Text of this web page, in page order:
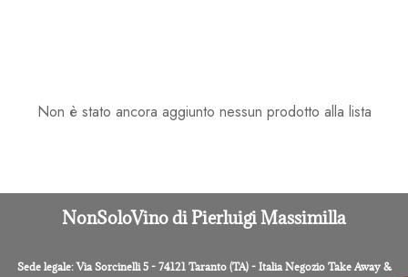
Non è stato ancora aggiunto nessun prodotto alla lista
NonSoloVino di Pierluigi Massimilla
Sede legale: Via Sorcinelli 5 - 74121 Taranto (TA) - Italia Negozio Take Away &